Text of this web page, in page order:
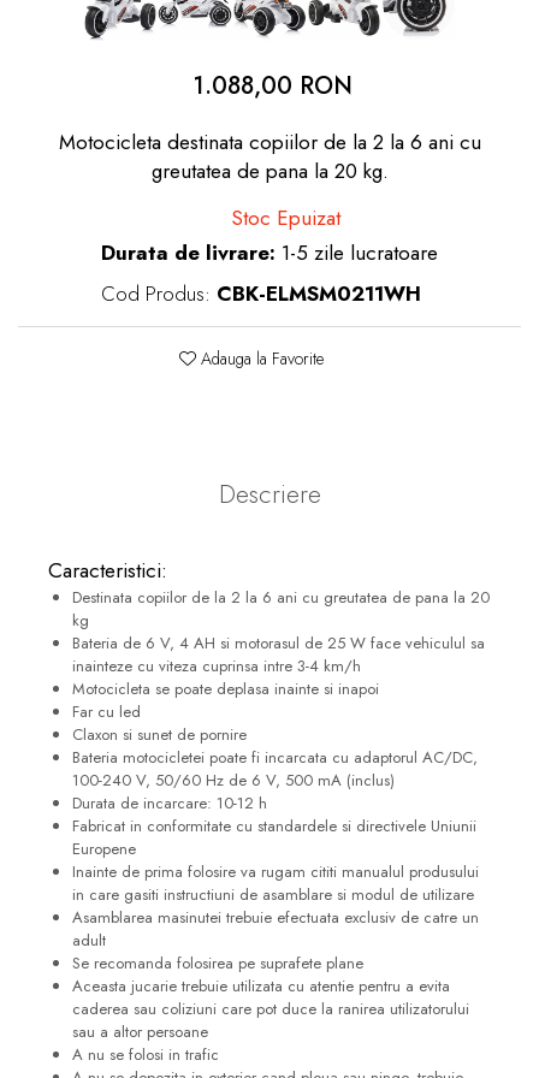
dopuri de urechi
1.088,00 RON
Motocicleta destinata copiilor de la 2 la 6 ani cu
greutatea de pana la 20 kg.
Stoc Epuizat
Durata de livrare: 1-5 zile lucratoare
Cod Produs: CBK-ELMSM0211WH
Adauga la Favorite
Descriere
Caracteristici:
Destinata copiilor de la 2 la 6 ani cu greutatea de pana la 20
kg
Bateria de 6 V, 4 AH si motorasul de 25 W face vehiculul sa
inainteze cu viteza cuprinsa intre 3-4 km/h
Motocicleta se poate deplasa inainte si inapoi
Far cu led
Claxon si sunet de pornire
Bateria motocicletei poate fi incarcata cu adaptorul AC/DC,
100-240 V, 50/60 Hz de 6 V, 500 mA (inclus)
Durata de incarcare: 10-12 h
Fabricat in conformitate cu standardele si directivele Uniunii
Europene
Inainte de prima folosire va rugam cititi manualul produsului
in care gasiti instructiuni de asamblare si modul de utilizare
Asamblarea masinutei trebuie efectuata exclusiv de catre un
adult
Se recomanda folosirea pe suprafete plane
Aceasta jucarie trebuie utilizata cu atentie pentru a evita
caderea sau coliziuni care pot duce la ranirea utilizatorului
sau a altor persoane
A nu se folosi in trafic